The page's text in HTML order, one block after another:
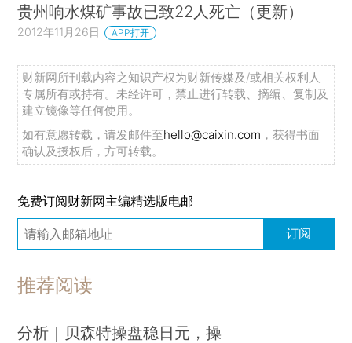
贵州响水煤矿事故已致22人死亡（更新）
2012年11月26日 APP打开
财新网所刊载内容之知识产权为财新传媒及/或相关权利人
专属所有或持有。未经许可，禁止进行转载、摘编、复制及
建立镜像等任何使用。
如有意愿转载，请发邮件至hello@caixin.com ，获得书面
确认及授权后，方可转载。
免费订阅财新网主编精选版电邮
订阅
推荐阅读
分析｜贝森特操盘稳日元，操